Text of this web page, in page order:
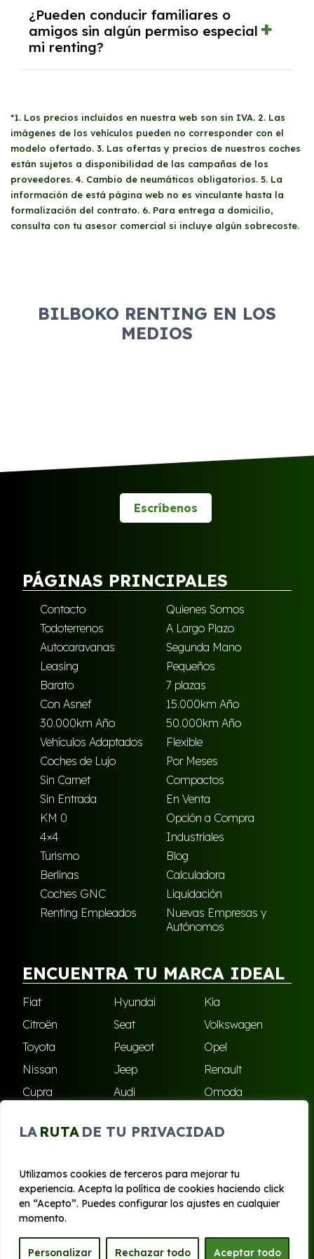
LA RUTA DE TU PRIVACIDAD
Utilizamos cookies de terceros para mejorar tu
experiencia. Acepta la política de cookies haciendo click
en “Acepto”. Puedes configurar los ajustes en cualquier
momento.
Personalizar Rechazar todo Aceptar todo
condiciones específicas del contrato para
entender los términos y las posibles
penalizaciones.
El proceso de solicitud de unrenting
con la evaluación de la solvencia económica
del solicitante y la entrega de la
y el pago de la primera cuota mensual, tras lo
cual podrás disfrutar de un vehículo pre-
entrega mientras esperas la llegada del coche
contratado.
¿Pueden conducir familiares o
amigos sin algún permiso especial
mi renting?
carné de conducir válido. No hay restricciones
específicas sobre quién puede utilizar el
vehículo, pero es recomendable revisar las
condiciones del contrato para evitar
sorpresas.
*1. Los precios incluidos en nuestra web son sin IVA. 2. Las
imágenes de los vehículos pueden no corresponder con el
modelo ofertado. 3. Las ofertas y precios de nuestros coches
están sujetos a disponibilidad de las campañas de los
proveedores. 4. Cambio de neumáticos obligatorios. 5. La
información de está página web no es vinculante hasta la
formalización del contrato. 6. Para entrega a domicilio,
consulta con tu asesor comercial si incluye algún sobrecoste.
BILBOKO RENTING EN LOS
MEDIOS
Escríbenos
PÁGINAS PRINCIPALES
Contacto
Quienes Somos
Todoterrenos
A Largo Plazo
Autocaravanas
Segunda Mano
Leasing
Pequeños
Barato
7 plazas
Con Asnef
15.000km Año
30.000km Año
50.000km Año
Vehículos Adaptados
Flexible
Coches de Lujo
Por Meses
Sin Carnet
Compactos
Sin Entrada
En Venta
KM 0
Opción a Compra
4×4
Industriales
Turismo
Blog
Berlinas
Calculadora
Coches GNC
Liquidación
Renting Empleados
Nuevas Empresas y
Autónomos
ENCUENTRA TU MARCA IDEAL
Fiat Hyundai
Kia
Citroën
Seat
Volkswagen
Toyota
Peugeot
Opel
Nissan
Jeep
Renault
Cupra
Audi
Omoda
Skoda
Ford Todas las marcas
© 2020 - 2026 Bilboko Renting
Aviso legal y Privacidad